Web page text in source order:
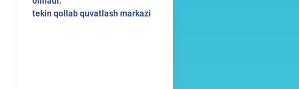
tekin qollab quvatlash markazi